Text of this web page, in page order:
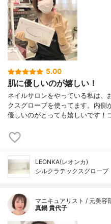
5.00
肌に優しいのが嬉しい！
ネイルサロンをやっている私は、
クスグローブを使ってます。内側
優しいのがとっても嬉しいです！
LEONKA(レオンカ)
シルクラテックスグローブ
マニキュアリスト / 元美容
真鍋 貴代子